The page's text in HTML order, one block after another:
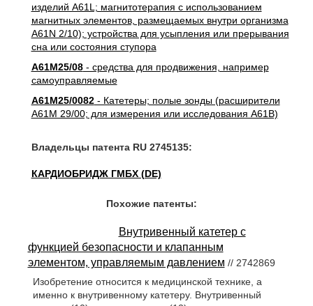
изделий A61L; магнитотерапия с использованием
магнитных элементов, размещаемых внутри организма
A61N 2/10); устройства для усыпления или прерывания
сна или состояния ступора
A61M25/08- средства для продвижения, например
самоуправляемые
A61M25/0082- Катетеры; полые зонды (расширители
A61M 29/00; для измерения или исследования A61B)
Владельцы патента RU 2745135:
КАРДИОБРИДЖ ГМБХ (DE)
Похожие патенты:
Внутривенный катетер с
функцией безопасности и клапанным
элементом, управляемым давлением // 2742869
Изобретение относится к медицинской технике, а
именно к внутривенному катетеру. Внутривенный